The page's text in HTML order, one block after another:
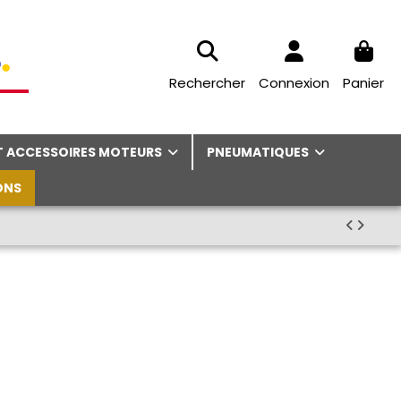
Rechercher Connexion Panier
ACCESSOIRES MOTEURS
PNEUMATIQUES